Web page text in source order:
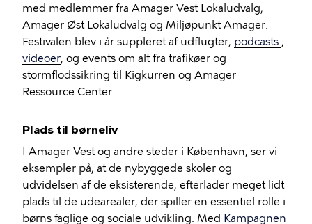
med medlemmer fra Amager Vest Lokaludvalg,
Amager Øst Lokaludvalg og Miljøpunkt Amager.
Festivalen blev i år suppleret af udflugter, podcasts ,
videoer, og events om alt fra trafikøer og
stormflodssikring til Kigkurren og Amager
Ressource Center.
Plads til børneliv
I Amager Vest og andre steder i København, ser vi
eksempler på, at de nybyggede skoler og
udvidelsen af de eksisterende, efterlader meget lidt
plads til de udearealer, der spiller en essentiel rolle i
børns faglige og sociale udvikling. Med Kampagnen